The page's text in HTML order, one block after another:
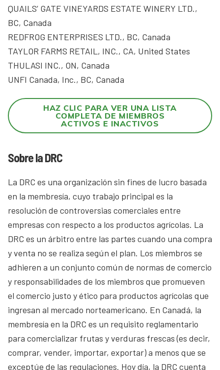
QUAILS’ GATE VINEYARDS ESTATE WINERY LTD.,
BC, Canada
REDFROG ENTERPRISES LTD., BC, Canada
TAYLOR FARMS RETAIL, INC., CA, United States
THULASI INC., ON, Canada
UNFI Canada, Inc., BC, Canada
HAZ CLIC PARA VER UNA LISTA
COMPLETA DE MIEMBROS
ACTIVOS E INACTIVOS
Sobre la DRC
La DRC es una organización sin fines de lucro basada
en la membresía, cuyo trabajo principal es la
resolución de controversias comerciales entre
empresas con respecto a los productos agrícolas. La
DRC es un árbitro entre las partes cuando una compra
y venta no se realiza según el plan. Los miembros se
adhieren a un conjunto común de normas de comercio
y responsabilidades de los miembros que promueven
el comercio justo y ético para productos agrícolas que
ingresan al mercado norteamericano. En Canadá, la
membresía en la DRC es un requisito reglamentario
para comercializar frutas y verduras frescas (es decir,
comprar, vender, importar, exportar) a menos que se
exceptúe de las regulaciones. Hoy día, la DRC cuenta